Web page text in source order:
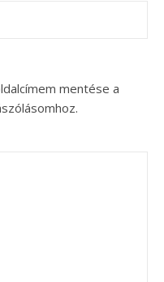
mentése a